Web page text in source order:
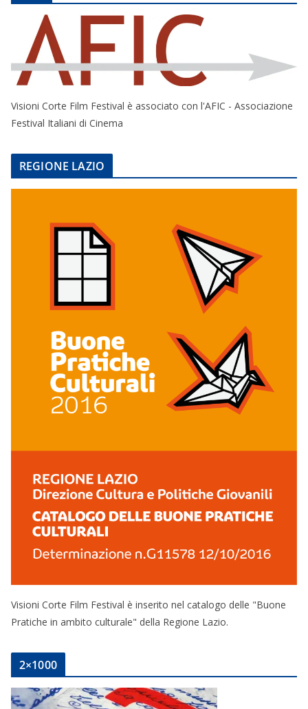
Visioni Corte Film Festival è associato con l'AFIC - Associazione
Festival Italiani di Cinema
REGIONE LAZIO
Visioni Corte Film Festival è inserito nel catalogo delle "Buone
Pratiche in ambito culturale" della Regione Lazio.
2×1000